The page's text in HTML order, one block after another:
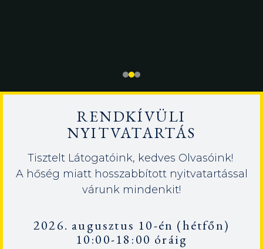
RENDKÍVÜLI
NYITVATARTÁS
Tisztelt Látogatóink, kedves Olvasóink!
A hőség miatt hosszabbított nyitvatartással
várunk mindenkit!
2026. augusztus 10-én (hétfőn)
10:00-18:00 óráig